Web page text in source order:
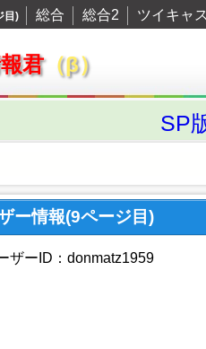
目) 総合 総合2 ツイキャ
君（β）
SP
ー情報(9ページ目)
ザーID：donmatz1959